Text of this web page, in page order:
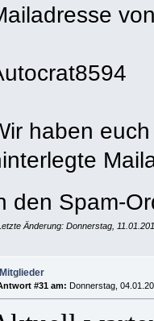
haben
den Spam-
Änderung: Donnerstag,
Mitglieder
#31 am: Donnerstag,